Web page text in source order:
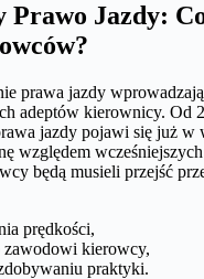
Prawo Jazdy:
prawa jazdy
adeptów kierownicy. Od
jazdy pojawi się już w
względem
będą musieli przejść
prędkości,
zawodowi kierowcy,
praktyki.